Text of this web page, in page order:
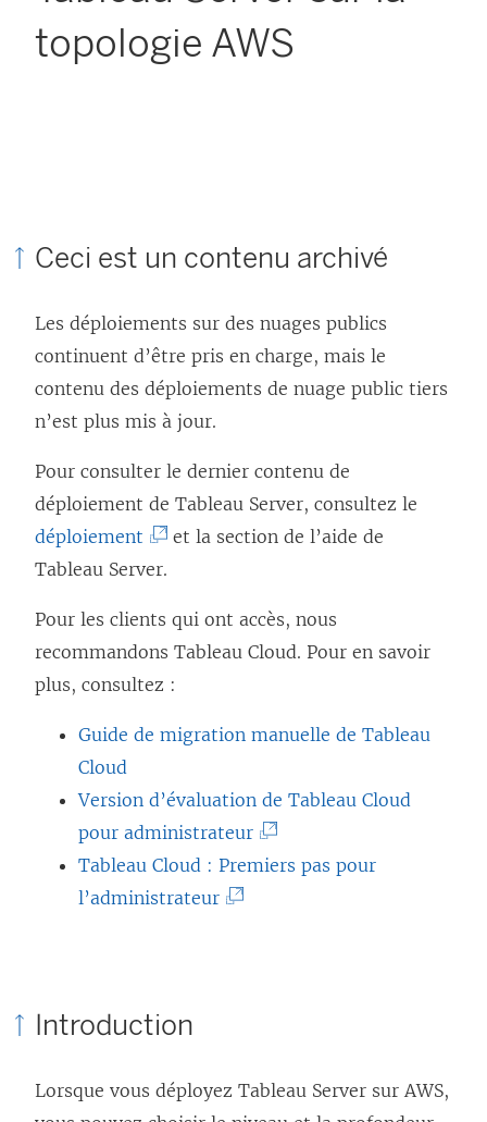
topologie AWS
Ceci est un contenu archivé
Les déploiements sur des nuages publics
continuent d’être pris en charge, mais le
contenu des déploiements de nuage public tiers
n’est plus mis à jour.
Pour consulter le dernier contenu de
déploiement de Tableau Server, consultez le
déploiement
L
n
o
u
v
a
s
et la section de l’aide de
Tableau Server.
Pour les clients qui ont accès, nous
recommandons Tableau Cloud. Pour en savoir
plus, consultez :
Guide de migration manuelle de Tableau
Cloud
Version d’évaluation de Tableau Cloud
pour administrateur(
L
’
Tableau Cloud : Premiers pas pour
l’administrateur(
n
Introduction
Lorsque vous déployez Tableau Server sur AWS,